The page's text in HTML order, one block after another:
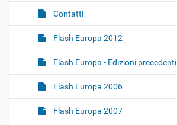
Contatti
Flash Europa 2012
Flash Europa - Edizioni precedenti
Flash Europa 2006
Flash Europa 2007